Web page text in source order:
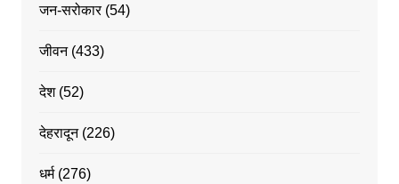
जन-सरोकार(54)
जीवन(433)
देश(52)
देहरादून(226)
धर्म(276)